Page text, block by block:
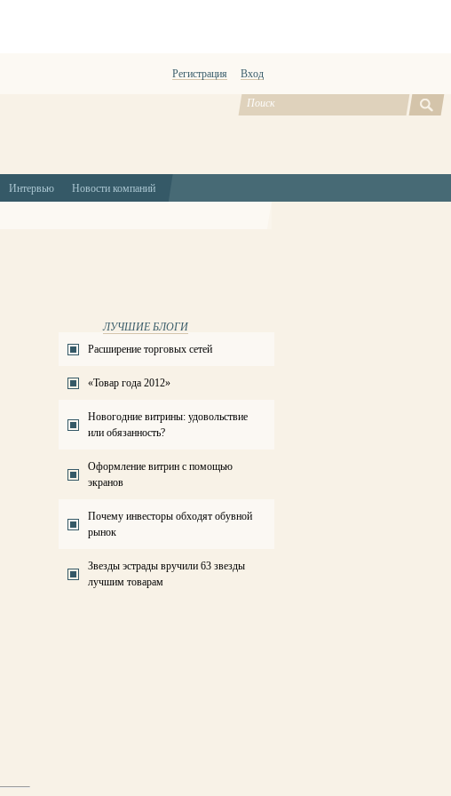
Регистрация Вход
Интервью Новости компаний
ЛУЧШИЕ БЛОГИ
Расширение торговых сетей
«Товар года 2012»
Новогодние витрины: удовольствие
или обязанность?
Оформление витрин с помощью
экранов
Почему инвесторы обходят обувной
рынок
Звезды эстрады вручили 63 звезды
лучшим товарам